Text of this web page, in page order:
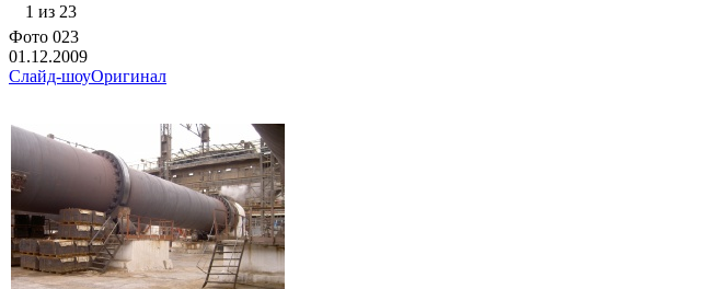
1 из 23
Фото 023
01.12.2009
Слайд-шоуОригинал